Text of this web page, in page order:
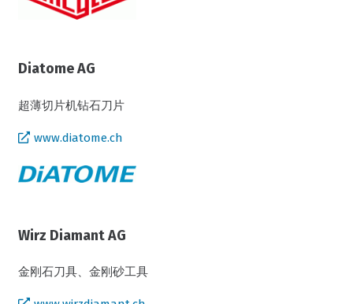
Diatome AG
超薄切片机钻石刀片
www.diatome.ch
Wirz Diamant AG
金刚石刀具、金刚砂工具